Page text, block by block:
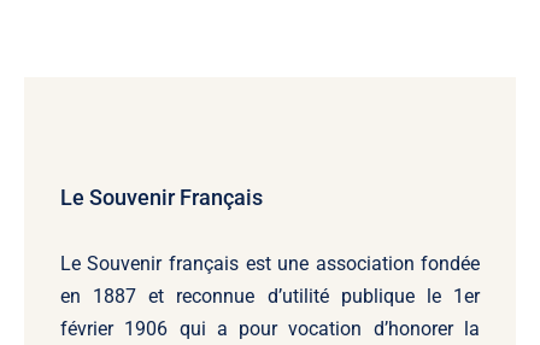
Le Souvenir Français
Le Souvenir français est une association fondée
en 1887 et reconnue d’utilité publique le 1er
février 1906 qui a pour vocation d’honorer la